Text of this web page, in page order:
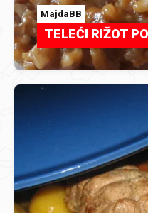
MajdaBB
TELEĆI RIŽOT